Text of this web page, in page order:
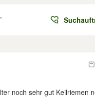
noch sehr gut Keilriemen